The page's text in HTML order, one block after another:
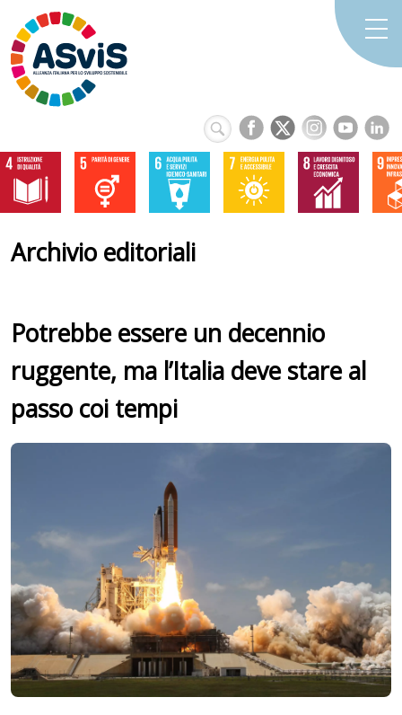
Archivio editoriali
Potrebbe essere un decennio
ruggente, ma l’Italia deve stare al
passo coi tempi